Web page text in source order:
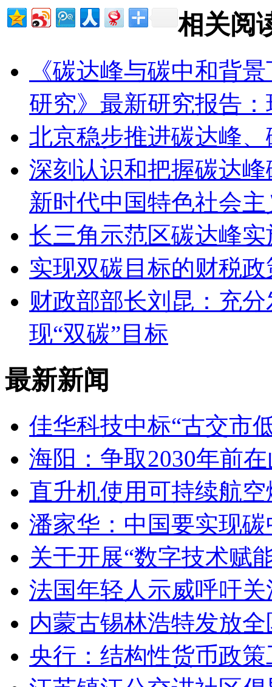
相关阅
《碳达峰与碳中和背
研究》最新研究报告
北京稳步推进碳达峰
深刻认识和把握碳达
新时代中国特色社会
长三角示范区碳达峰
实现双碳目标的财税
财政部部长刘昆：充
现“双碳”目标
最新新闻
佳华科技中标“古交市
海阳：争取2030年前
直升机使用可持续航
潘家华：中国要实现
关于开展“数字技术赋
法国年轻人示威呼吁
内蒙古锡林浩特发放
央行：结构性货币政